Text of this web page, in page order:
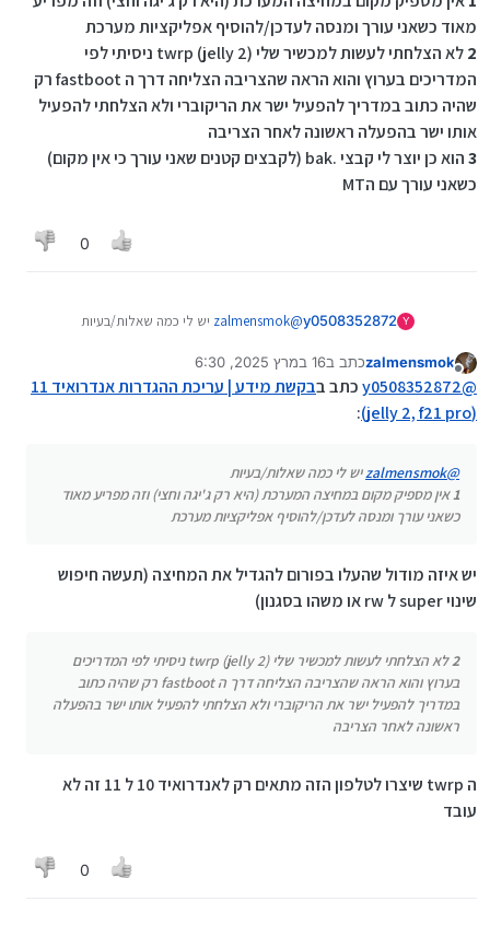
מאוד כשאני עורך ומנסה לעדכן/להוסיף אפליקציות מערכת
2
לא הצלחתי לעשות למכשיר שלי (jelly 2) twrp ניסיתי לפי
המדריכים בערוץ והוא הראה שהצריבה הצליחה דרך ה fastboot רק
שהיה כתוב במדריך להפעיל ישר את הריקוברי ולא הצלחתי להפעיל
אותו ישר בהפעלה ראשונה לאחר הצריבה
3
הוא כן יוצר לי קבצי .bak (לקבצים קטנים שאני עורך כי אין מקום)
כשאני עורך עם הMT
0
Y
y0508352872
@
zalmensmok יש לי כמה שאלות/בעיות
וחצי) וזה מפריע מאוד כשאני עורך ומנסה
לעדכן/להוסיף אפליקציות מערכת
להפעיל ישר את הריקוברי ולא הצלחתי להפעיל
אותו ישר בהפעלה ראשונה לאחר הצריבה
הוא כן יוצר לי קבצי .bak (לקבצים קטנים שאני
עורך כי אין מקום) כשאני עורך עם הMT
מנותק
zalmensmokכתב ב16 במרץ 2025, 6:30
נערך לאחרונה על ידי
@
y0508352872כתב ב
בקשת מידע | עריכת ההגדרות אנדרואיד 11
(jelly 2, f21 pro)
:
@
zalmensmokיש לי כמה שאלות/בעיות
1אין מספיק מקום במחיצה המערכת (היא רק ג'יגה וחצי) וזה מפריע מאוד
כשאני עורך ומנסה לעדכן/להוסיף אפליקציות מערכת
יש איזה מודול שהעלו בפורום להגדיל את המחיצה (תעשה חיפוש
שינוי super ל rw או משהו בסגנון)
2
לא הצלחתי לעשות למכשיר שלי (jelly 2) twrp ניסיתי לפי המדריכים
בערוץ והוא הראה שהצריבה הצליחה דרך ה fastboot רק שהיה כתוב
במדריך להפעיל ישר את הריקוברי ולא הצלחתי להפעיל אותו ישר בהפעלה
ראשונה לאחר הצריבה
ה twrp שיצרו לטלפון הזה מתאים רק לאנדרואיד 10 ל 11 זה לא
עובד
0